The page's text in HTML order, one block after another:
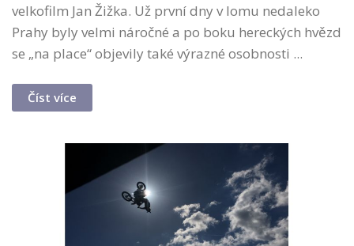
velkofilm Jan Žižka. Už první dny v lomu nedaleko
Prahy byly velmi náročné a po boku hereckých hvězd
se „na place“ objevily také výrazné osobnosti ...
Číst více